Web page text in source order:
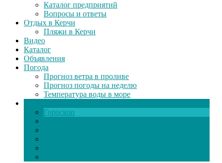
Каталог предприятий
Вопросы и ответы
Отдых в Керчи
Пляжи в Керчи
Видео
Каталог
Объявления
Погода
Прогноз ветра в проливе
Прогноз погоды на неделю
Температура воды в море
Гороскоп